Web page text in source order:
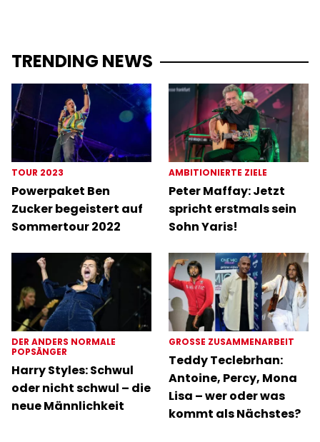
TRENDING NEWS
TOUR 2023
Powerpaket Ben
Zucker begeistert auf
Sommertour 2022
AMBITIONIERTE ZIELE
Peter Maffay: Jetzt
spricht erstmals sein
Sohn Yaris!
DER ANDERS NORMALE
POPSÄNGER
Harry Styles: Schwul
oder nicht schwul – die
neue Männlichkeit
GROSSE ZUSAMMENARBEIT
Teddy Teclebrhan:
Antoine, Percy, Mona
Lisa – wer oder was
kommt als Nächstes?